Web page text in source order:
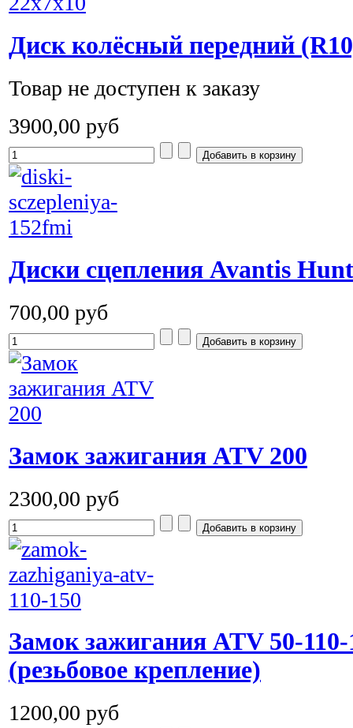
Диск колёсный передний
Товар не доступен к заказу
3900,00 руб
Диски сцепления Avantis
700,00 руб
Замок зажигания ATV 200
2300,00 руб
Замок зажигания ATV 50-110-
(резьбовое крепление)
1200,00 руб